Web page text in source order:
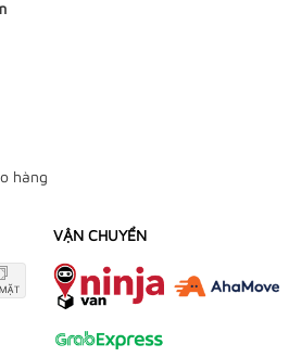
hàng
VẬN CHUYỂN